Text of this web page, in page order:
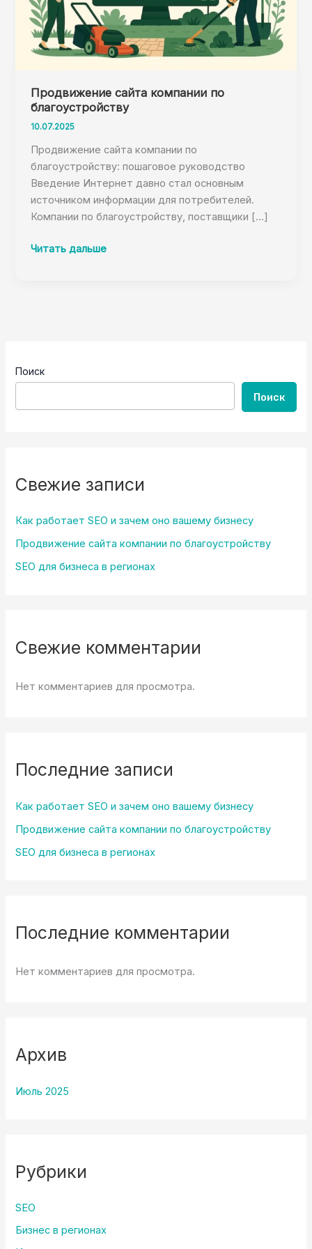
Продвижение сайта компании по
благоустройству
10.07.2025
Продвижение сайта компании по
благоустройству: пошаговое руководство
Введение Интернет давно стал основным
источником информации для потребителей.
Компании по благоустройству, поставщики […]
Продвижение
Читать дальше
Поиск
Поиск
Свежие записи
Как работает SEO и зачем оно вашему бизнесу
Продвижение сайта компании по благоустройству
SEO для бизнеса в регионах
Свежие комментарии
Нет комментариев для просмотра.
Последние записи
Как работает SEO и зачем оно вашему бизнесу
Продвижение сайта компании по благоустройству
SEO для бизнеса в регионах
Последние комментарии
Нет комментариев для просмотра.
Архив
Июль 2025
Рубрики
SEO
Бизнес в регионах